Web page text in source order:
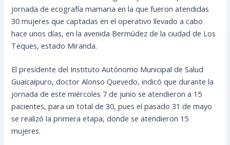
jornada de ecografía mamaria en la que fueron atendidas
30 mujeres que captadas en el operativo llevado a cabo
hace unos días, en la avenida Bermúdez de la ciudad de Los
Teques, estado Miranda.
El presidente del Instituto Autónomo Municipal de Salud
Guaicaipuro, doctor Alonso Quevedo, indicó que durante la
jornada de este miércoles 7 de junio seatendieron a 15
pacientes, para un total de 30, pues el pasado 31 de mayo
se realizó la primera etapa, donde se atendieron 15
mujeres.